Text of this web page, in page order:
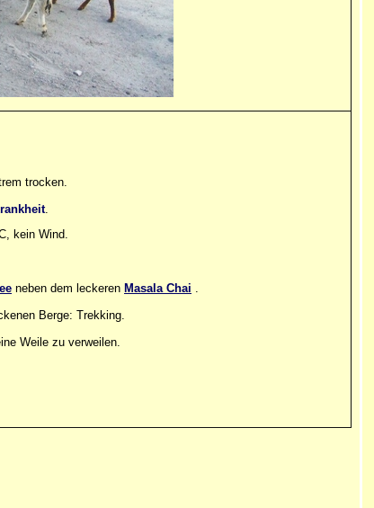
trocken.
.
kein Wind.
neben dem leckeren Masala Chai
Berge: Trekking.
Weile zu verweilen.